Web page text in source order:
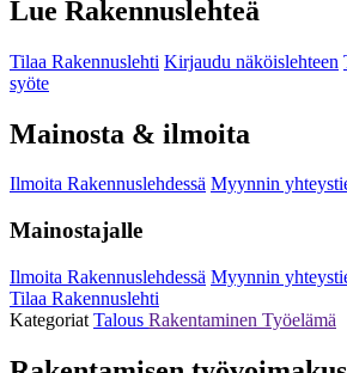
Lue Rakennuslehteä
Tilaa Rakennuslehti Kirjaudu näköislehteen
syöte
Mainosta & ilmoita
Ilmoita Rakennuslehdessä Myynnin
Mainostajalle
Ilmoita Rakennuslehdessä Myynnin
Tilaa Rakennuslehti
Kategoriat Talous Rakentaminen Työelämä